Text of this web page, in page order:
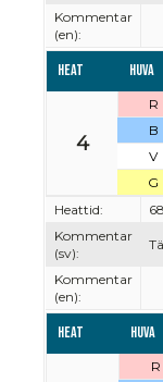
Kommentar
(en):
Heat Huva
4
R
B
V
G
Heattid:
Kommentar
(sv):
Kommentar
(en):
Heat Huva
R